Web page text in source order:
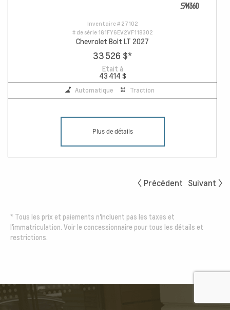
Inventaire # 27102
# de série 1G1FY6EV2VF118302
Chevrolet Bolt LT 2027
33 526 $*
Etait à
43 414 $
Automatique Traction
Plus de détails
Précédent Suivant
* Tous les prix et paiements n'incluent pas les taxes et
l'immatriculation. Voir le concessionnaire pour tous les détails et
restrictions.